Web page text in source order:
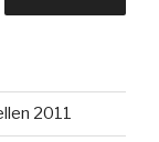
2011